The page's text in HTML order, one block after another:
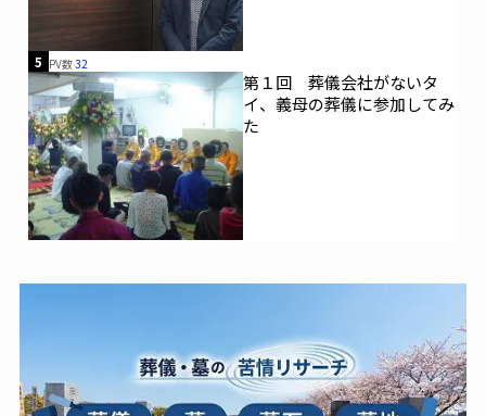
5 PV数32
第１回 葬儀会社がないタ
イ、義母の葬儀に参加してみ
た